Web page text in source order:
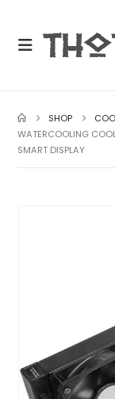
SHOP
WATERCOOLING
SMART DISPLAY